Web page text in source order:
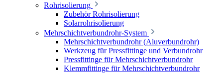
Rohrisolierung
Zubehör Rohrisolierung
Solarrohrisolierung
Mehrschichtverbundrohr-System
Mehrschichtverbundrohr (Aluverbundrohr)
Werkzeug für Pressfittinge und Verbundrohr
Pressfittinge für Mehrschichtverbundrohr
Klemmfittinge für Mehrschichtverbundrohr